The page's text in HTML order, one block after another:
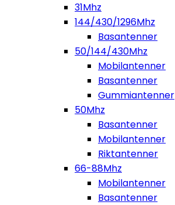
31Mhz
144/430/1296Mhz
Basantenner
50/144/430Mhz
Mobilantenner
Basantenner
Gummiantenner
50Mhz
Basantenner
Mobilantenner
Riktantenner
66-88Mhz
Mobilantenner
Basantenner